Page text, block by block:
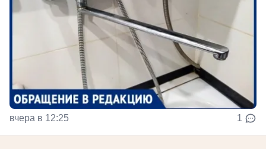
вчера в 12:25 1